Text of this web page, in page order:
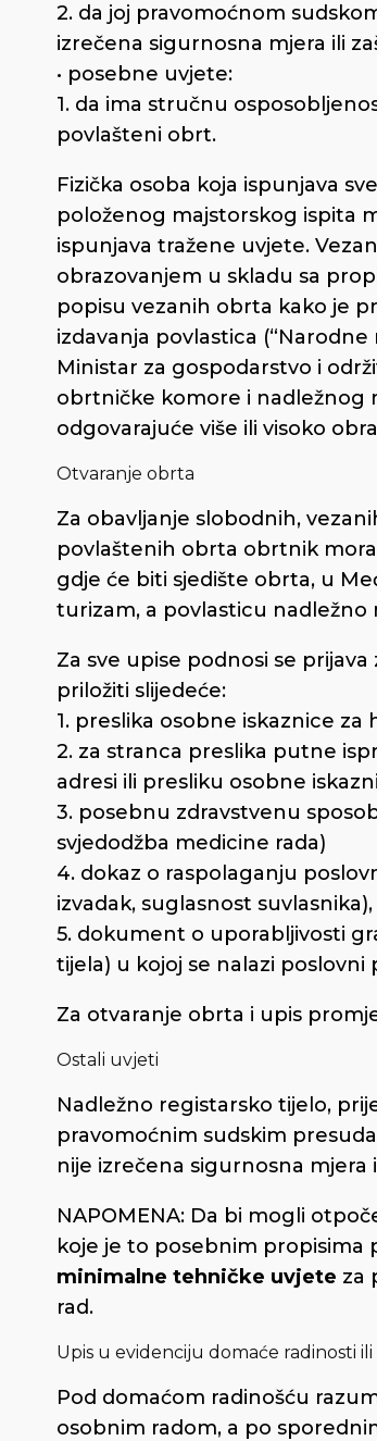
2. da joj pravomoćnom
izrečena sigurnosna mjera ili
• posebne uvjete:
1. da ima stručnu
povlašteni obrt.
Fizička osoba koja ispunjava
položenog majstorskog ispita
ispunjava tražene uvjete.
obrazovanjem u skladu sa
popisu vezanih obrta kako je
izdavanja povlastica (“Narodne
Ministar za gospodarstvo i
obrtničke komore i nadležnog
odgovarajuće više ili visoko
Otvaranje obrta
Za obavljanje slobodnih,
povlaštenih obrta obrtnik
gdje će biti sjedište obrta, u
turizam, a povlasticu
Za sve upise podnosi se
priložiti slijedeće:
1. preslika osobne iskaznice za
2. za stranca preslika putne
adresi ili presliku osobne
3. posebnu zdravstvenu
svjedodžba medicine rada)
4. dokaz o raspolaganju
izvadak, suglasnost suvlasnika),
5. dokument o uporabljivosti
tijela) u kojoj se nalazi
Za otvaranje obrta i upis
Ostali uvjeti
Nadležno registarsko tijelo,
pravomoćnim sudskim
nije izrečena sigurnosna
NAPOMENA: Da bi mogli
koje je to posebnim
minimalne tehničke uvjete za
rad.
Upis u evidenciju domaće radinosti
Pod domaćom radinošću
osobnim radom, a po